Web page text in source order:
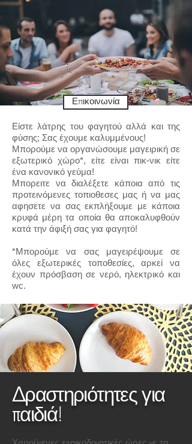
Επικοινωνία
Είστε λάτρης του φαγητού αλλά και της
φύσης; Σας έχουμε καλυμμένους!
Μπορούμε να οργανώσουμε μαγειρική σε
εξωτερικό χώρο*, είτε είναι πικ-νικ είτε
ένα κανονικό γεύμα!
Μπορειτε να διαλέξετε κάποια από τις
προτεινόμενες τοπιοθεσες μας ή να μας
αφησετε να σας εκπλήξουμε με κάποια
κρυφά μέρη τα οποία θα αποκαλυφθούν
κατά την άφιξή σας για φαγητό!
*Μπορούμε να σας μαγειρέψουμε σε
όλες εξωτερικές τοποθεσίες, αρκεί να
έχουν πρόσβαση σε νερό, ηλεκτρικό και
wc.
Δραστηριότητες για
παιδιά!